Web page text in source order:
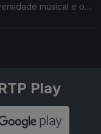
musical e o
Play